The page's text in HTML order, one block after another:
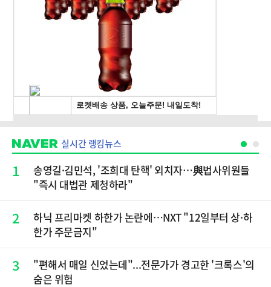
실시간 랭킹뉴스
1
송영길·김민석, '조희대 탄핵' 외치자…與법사위원들
"즉시 대법관 제청하라"
2
하닉 프리마켓 하한가 논란에…NXT "12일부터 상·하
한가 주문금지"
3
"편해서 매일 신었는데"...전문가가 경고한 '크록스'의
숨은 위험